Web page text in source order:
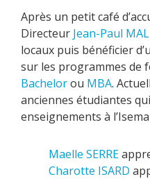
Après un petit café
Directeur Jean-Paul
locaux puis bénéficier
sur les programmes de
Bachelorou MBA.
anciennes étudiantes
enseignements à l’Isema
Maelle SERRE
Charotte ISARD